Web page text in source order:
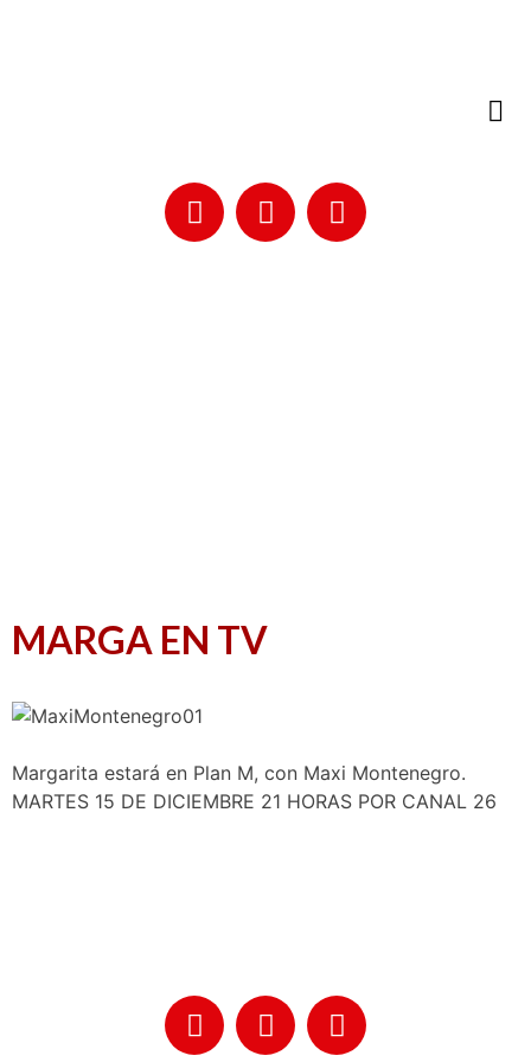
MARGA EN TV
Margarita estará en Plan M, con Maxi Montenegro.
MARTES 15 DE DICIEMBRE 21 HORAS POR CANAL 26